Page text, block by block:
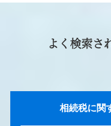
よく検索さ
相続税に関